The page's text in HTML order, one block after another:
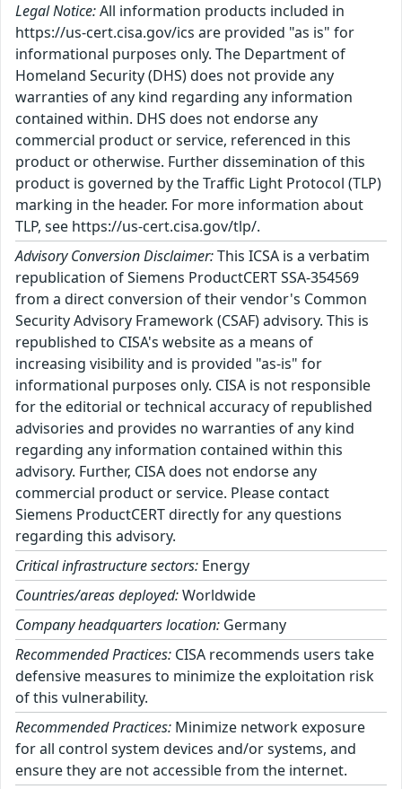
Legal Notice:All information products included in
https://us-cert.cisa.gov/ics are provided "as is" for
informational purposes only. The Department of
Homeland Security (DHS) does not provide any
warranties of any kind regarding any information
contained within. DHS does not endorse any
commercial product or service, referenced in this
product or otherwise. Further dissemination of this
product is governed by the Traffic Light Protocol (TLP)
marking in the header. For more information about
TLP, see https://us-cert.cisa.gov/tlp/.
Advisory Conversion Disclaimer:This ICSA is a verbatim
republication of Siemens ProductCERT SSA-354569
from a direct conversion of their vendor's Common
Security Advisory Framework (CSAF) advisory. This is
republished to CISA's website as a means of
increasing visibility and is provided "as-is" for
informational purposes only. CISA is not responsible
for the editorial or technical accuracy of republished
advisories and provides no warranties of any kind
regarding any information contained within this
advisory. Further, CISA does not endorse any
commercial product or service. Please contact
Siemens ProductCERT directly for any questions
regarding this advisory.
Critical infrastructure sectors: Energy
Countries/areas deployed:Worldwide
Company headquarters location: Germany
Recommended Practices: CISA recommends users take
defensive measures to minimize the exploitation risk
of this vulnerability.
Recommended Practices: Minimize network exposure
for all control system devices and/or systems, and
ensure they are not accessible from the internet.